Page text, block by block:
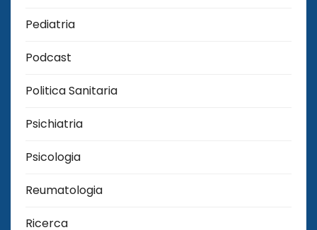
Pediatria
Podcast
Politica Sanitaria
Psichiatria
Psicologia
Reumatologia
Ricerca